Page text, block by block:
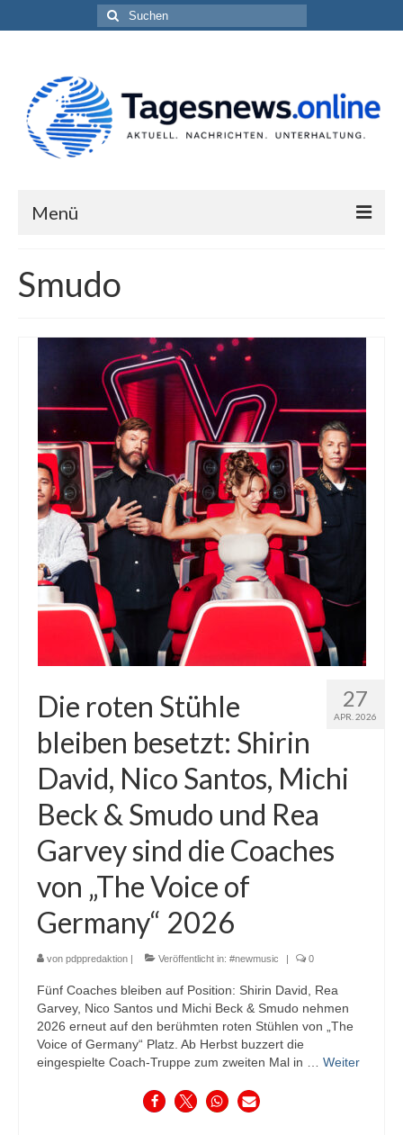
Suchen
nach:
Menü
Datenschutzerklärung
Smudo
27
APR. 2026
Die roten Stühle
bleiben besetzt: Shirin
David, Nico Santos, Michi
Beck & Smudo und Rea
Garvey sind die Coaches
von „The Voice of
Germany“ 2026
von pdppredaktion Veröffentlicht in: #newmusic 0
Fünf Coaches bleiben auf Position: Shirin David, Rea
Garvey, Nico Santos und Michi Beck & Smudo nehmen
2026 erneut auf den berühmten roten Stühlen von „The
Voice of Germany“ Platz. Ab Herbst buzzert die
eingespielte Coach-Truppe zum zweiten Mal in … Weiter